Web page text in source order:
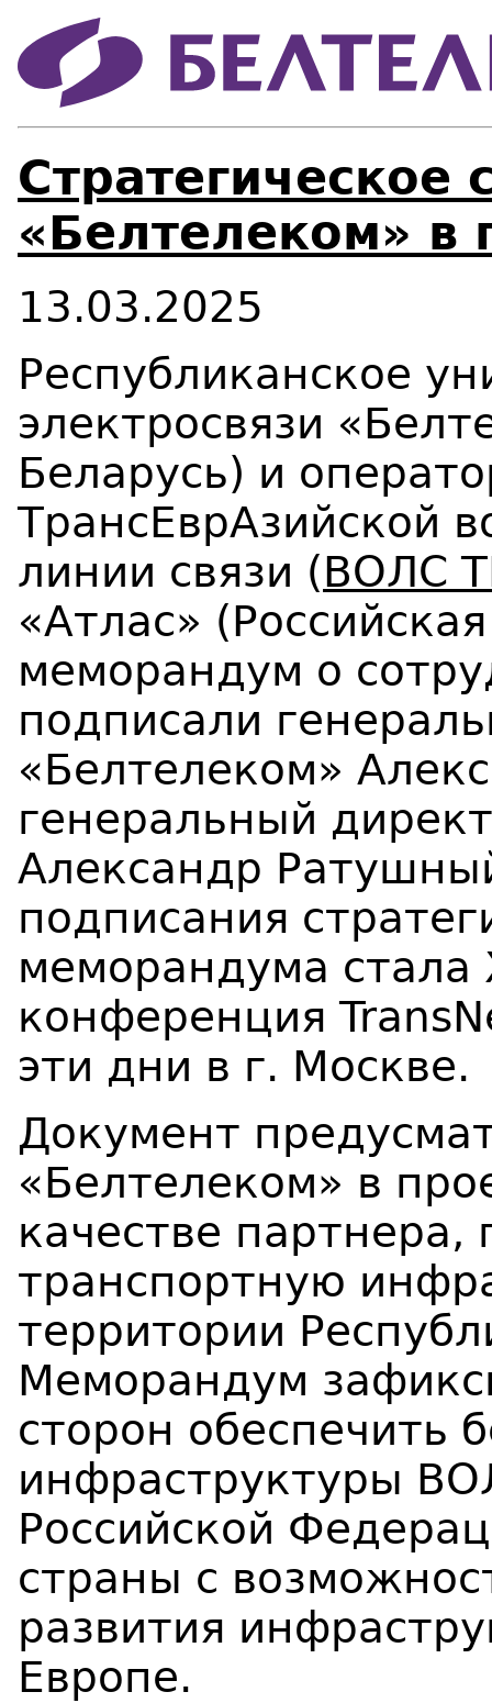
Стратегическое
«Белтелеком» в
13.03.2025
Республиканское
электросвязи
Беларусь) и
ТрансЕврАзийской
линии связи (ВОЛС
«Атлас»
меморандум о
подписали
«Белтелеком»
генеральный
Александр
подписания
меморандума
конференция
эти дни в г. Москве.
Документ
«Белтелеком» в
качестве
транспортную
территории
Меморандум
сторон обеспечить
инфраструктуры
Российской
страны с
развития
Европе.